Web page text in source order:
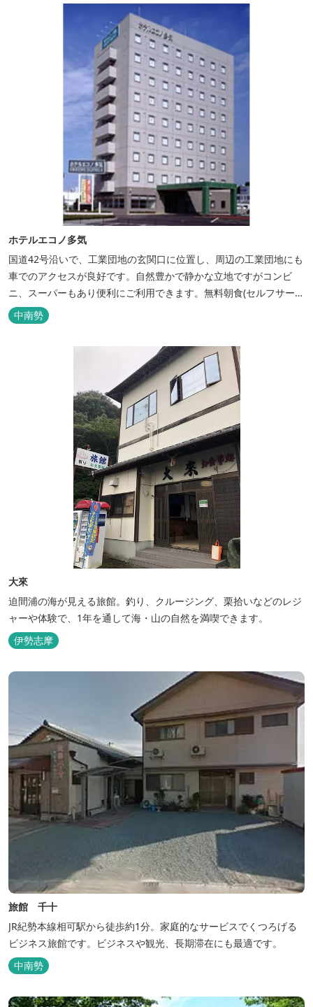
ホテルエコノ多気
国道42号沿いで、工業団地の玄関口に位置し、周辺の工業団地にも
車でのアクセスが良好です。自然豊かで静かな立地ですがコンビ
ニ、スーパーもあり便利にご利用できます。無料朝食(セルフサービ
ス)、大型無料駐車場も完備。
中南勢
大來
迫間浦の海が見える旅館。釣り、クルージング、栗拾いなどのレジ
ャーや体験で、1年を通して海・山の自然を満喫できます。
伊勢志摩
旅館 千十
JR紀勢本線相可駅から徒歩約1分。家庭的なサービスでくつろげる
ビジネス旅館です。ビジネスや観光、長期滞在にも最適です。
中南勢